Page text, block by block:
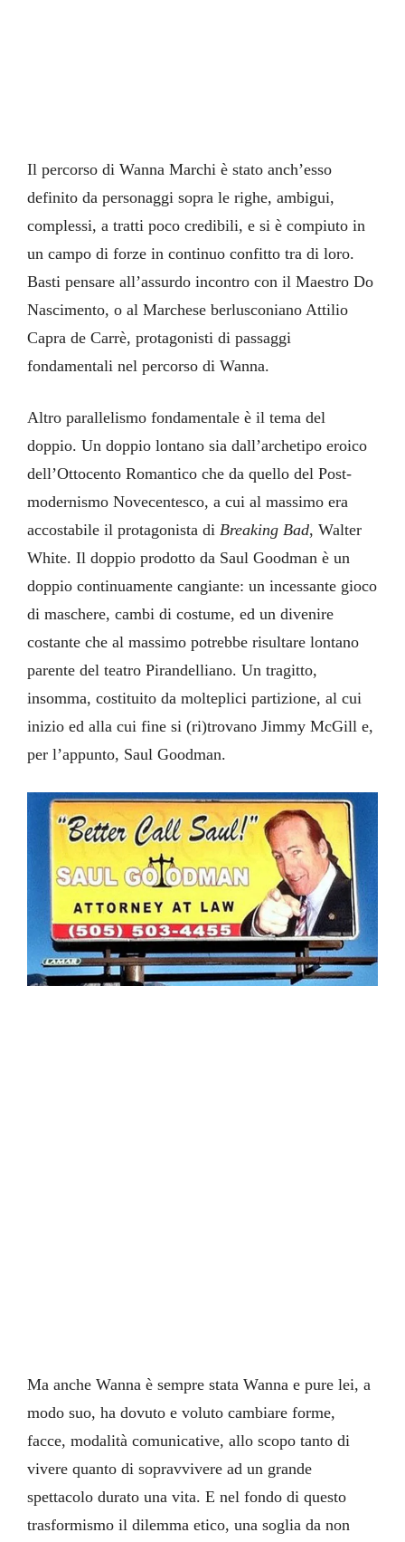
Il percorso di Wanna Marchi è stato anch’esso
definito da personaggi sopra le righe, ambigui,
complessi, a tratti poco credibili, e si è compiuto in
un campo di forze in continuo confitto tra di loro.
Basti pensare all’assurdo incontro con il Maestro Do
Nascimento, o al Marchese berlusconiano Attilio
Capra de Carrè, protagonisti di passaggi
fondamentali nel percorso di Wanna.
Altro parallelismo fondamentale è il tema del
doppio. Un doppio lontano sia dall’archetipo eroico
dell’Ottocento Romantico che da quello del Post-
modernismo Novecentesco, a cui al massimo era
accostabile il protagonista diBreaking Bad, Walter
White. Il doppio prodotto da Saul Goodman è un
doppio continuamente cangiante: un incessante gioco
di maschere, cambi di costume, ed un divenire
costante che al massimo potrebbe risultare lontano
parente del teatro Pirandelliano. Un tragitto,
insomma, costituito da molteplici partizione, al cui
inizio ed alla cui fine si (ri)trovano Jimmy McGill e,
per l’appunto, Saul Goodman.
Ma anche Wanna è sempre stata Wanna e pure lei, a
modo suo, ha dovuto e voluto cambiare forme,
facce, modalità comunicative, allo scopo tanto di
vivere quanto di sopravvivere ad un grande
spettacolo durato una vita. E nel fondo di questo
trasformismo il dilemma etico, una soglia da non